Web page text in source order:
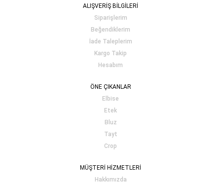
ALIŞVERİŞ BİLGİLERİ
Siparişlerim
Beğendiklerim
İade Taleplerim
Kargo Takip
Hesabım
ÖNE ÇIKANLAR
Elbise
Etek
Bluz
Tayt
Crop
MÜŞTERİ HİZMETLERİ
Hakkımızda